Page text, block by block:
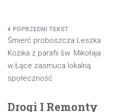
Nawigacja
wpisu
Śmierć proboszcza Leszka
Kozika z parafii św. Mikołaja
w Łące zasmuca lokalną
społeczność
Drogi I Remonty